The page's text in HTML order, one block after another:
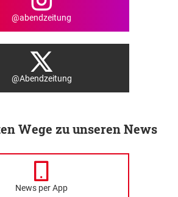
@abendzeitung
@Abendzeitung
Wege zu unseren News
News per App